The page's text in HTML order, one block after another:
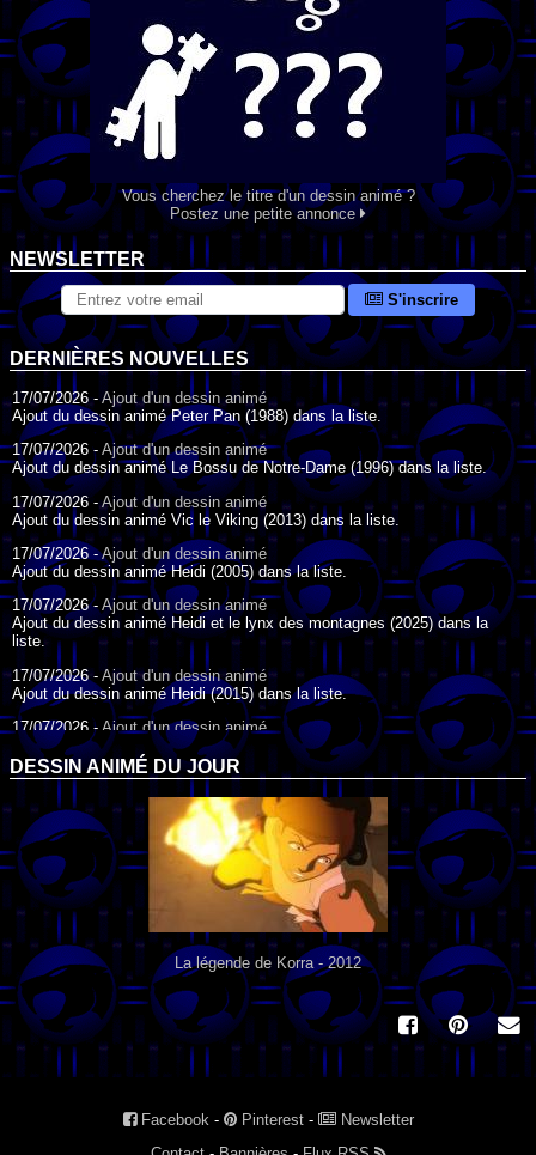
Vous cherchez le titre d'un dessin animé ?
Postez une petite annonce
NEWSLETTER
S'inscrire
DERNIÈRES NOUVELLES
17/07/2026 -Ajout d'un dessin animé
Ajout du dessin animé Peter Pan (1988) dans la liste.
17/07/2026 - Ajout d'un dessin animé
Ajout du dessin animé Le Bossu de Notre-Dame (1996) dans la liste.
17/07/2026 -Ajout d'un dessin animé
Ajout du dessin animé Vic le Viking (2013) dans la liste.
17/07/2026 -Ajout d'un dessin animé
Ajout du dessin animé Heidi (2005) dans la liste.
17/07/2026 -Ajout d'un dessin animé
Ajout du dessin animé Heidi et le lynx des montagnes (2025) dans la
liste.
17/07/2026 -Ajout d'un dessin animé
Ajout du dessin animé Heidi (2015) dans la liste.
17/07/2026 - Ajout d'un dessin animé
Ajout du dessin animé Heidi (1995) dans la liste.
09/07/2026 -Ajout d'un dessin animé
Ajout du dessin animé Genki l'Aventurier de la Chance (2006) dans la
liste.
04/07/2026 -
Ajout d'un dessin animé
Ajout du dessin animé Vilain Petit Canard (2000) dans la liste.
04/07/2026 - Ajout d'un dessin animé
Ajout du dessin animé Le Noël du vilain petit canard (2003) dans la liste.
DESSIN ANIMÉ DU JOUR
La légende de Korra - 2012
Facebook - Pinterest-
Newsletter